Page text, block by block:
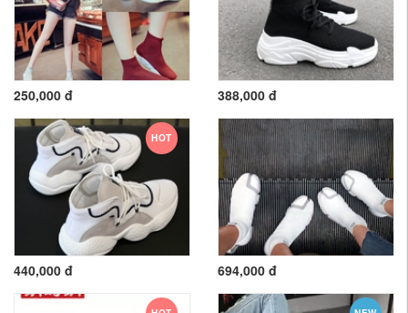
250,000 đ 388,000 đ
HOT
440,000 đ 694,000 đ